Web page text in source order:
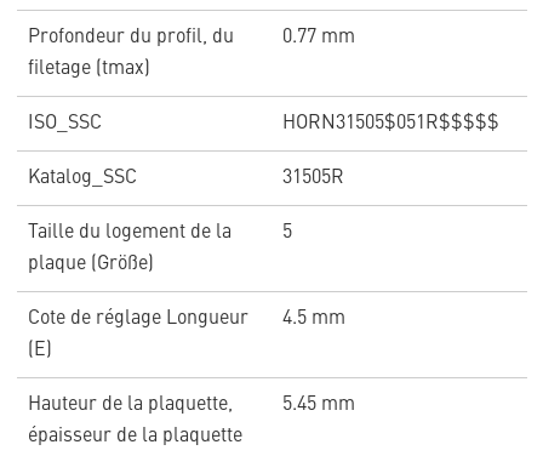
Profondeur du profil, du
filetage (tmax)
0.77 mm
ISO_SSC HORN31505$051R$$$$$
Katalog_SSC 31505R
Taille du logement de la
plaque (Größe)
5
Cote de réglage Longueur
(E)
4.5 mm
Hauteur de la plaquette,
épaisseur de la plaquette
5.45 mm